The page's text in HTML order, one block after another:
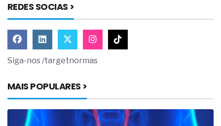
REDES SOCIAS >
Siga-nos /targetnormas
MAIS POPULARES >